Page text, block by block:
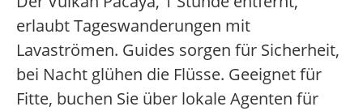
erlaubt Tageswanderungen mit
Lavaströmen. Guides sorgen für Sicherheit,
bei Nacht glühen die Flüsse. Geeignet für
Fitte, buchen Sie über lokale Agenten für